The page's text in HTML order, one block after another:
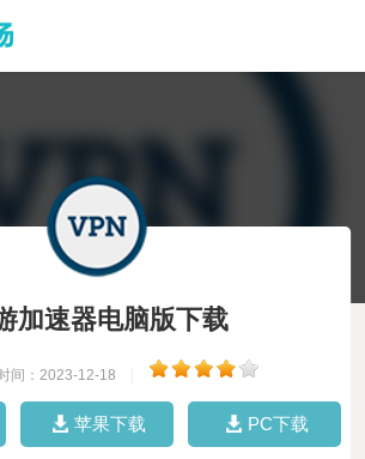
加速器电脑版下载
间：2023-12-18
苹果下载 PC下载